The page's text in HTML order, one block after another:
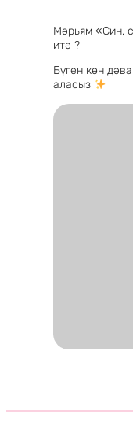
Мәрьям «Син,
итә ?
Бүген көн
аласыз